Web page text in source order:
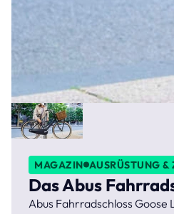
MAGAZIN AUSRÜSTUNG &
Das Abus
Abus Fahrradschloss